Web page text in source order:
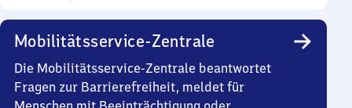
Mobilitätsservice-Zentrale
Die Mobilitätsservice-Zentrale beantwortet
Fragen zur Barrierefreiheit, meldet für